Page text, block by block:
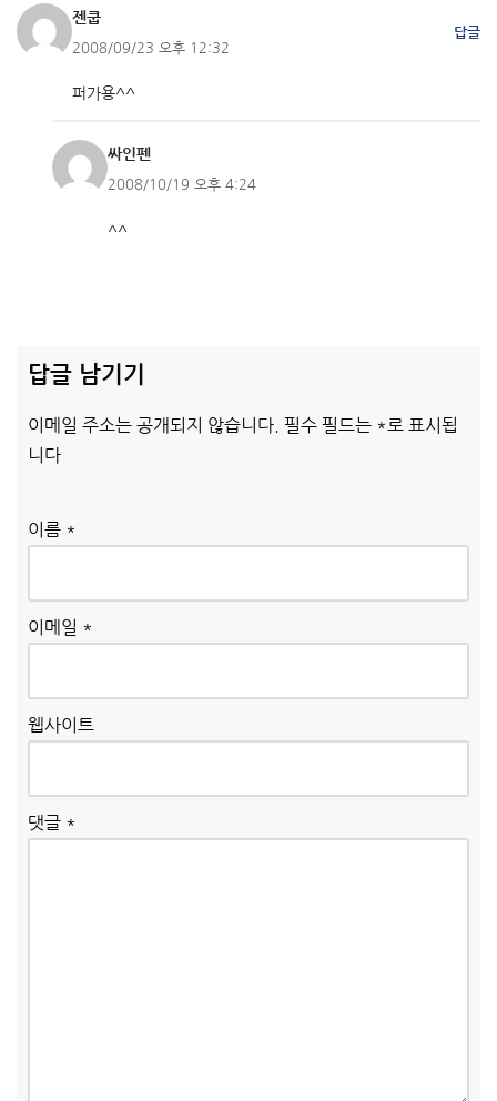
젠쿱
2008/09/23 오후 12:32
답글
퍼가용^^
싸인펜
2008/10/19 오후 4:24
^^
답글 남기기
이메일 주소는 공개되지 않습니다. 필수 필드는 * 로 표시됩
니다
이름 *
이메일 *
웹사이트
댓글 *